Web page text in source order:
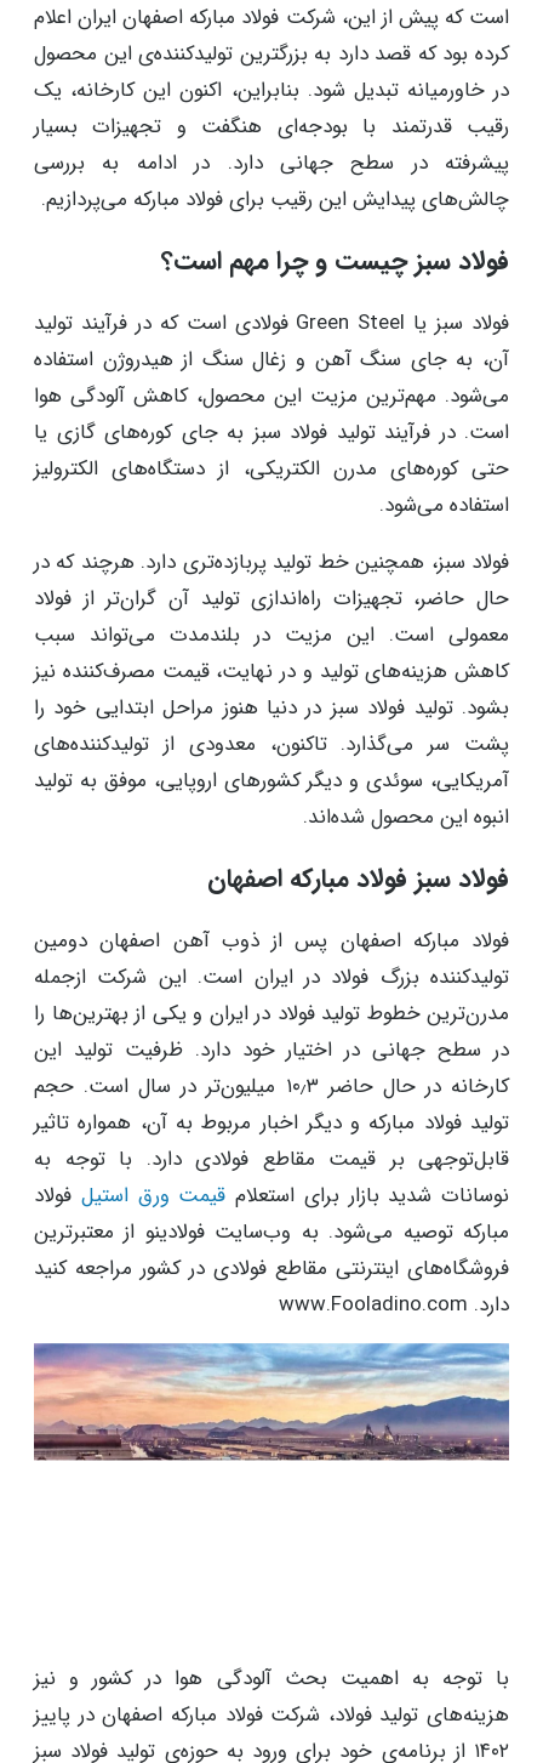
است که پیش از این، شرکت فولاد مبارکه اصفهان ایران اعلام
کرده بود که قصد دارد به بزرگترین تولیدکننده‌ی این محصول
در خاورمیانه تبدیل شود. بنابراین، اکنون این کارخانه، یک
رقیب قدرتمند با بودجه‌ای هنگفت و تجهیزات بسیار
پیشرفته در سطح جهانی دارد. در ادامه به بررسی
چالش‌های پیدایش این رقیب برای فولاد مبارکه می‌پردازیم.
فولاد سبز چیست و چرا مهم است؟
فولاد سبز یا Green Steel فولادی است که در فرآیند تولید
آن، به جای سنگ آهن و زغال سنگ از هیدروژن استفاده
می‌شود. مهم‌ترین مزیت این محصول، کاهش آلودگی هوا
است. در فرآیند تولید فولاد سبز به جای کوره‌های گازی یا
حتی کوره‌های مدرن الکتریکی، از دستگاه‌های الکترولیز
استفاده می‌شود.
فولاد سبز، همچنین خط تولید پربازده‌تری دارد. هرچند که در
حال حاضر، تجهیزات راه‌اندازی تولید آن گران‌تر از فولاد
معمولی است. این مزیت در بلندمدت می‌تواند سبب
کاهش هزینه‌های تولید و در نهایت، قیمت مصرف‌کننده نیز
بشود. تولید فولاد سبز در دنیا هنوز مراحل ابتدایی خود را
پشت سر می‌گذارد. تاکنون، معدودی از تولیدکننده‌های
آمریکایی، سوئدی و دیگر کشورهای اروپایی، موفق به تولید
انبوه این محصول شده‌اند.
فولاد سبز فولاد مبارکه اصفهان
فولاد مبارکه اصفهان پس از ذوب آهن اصفهان دومین
تولیدکننده بزرگ فولاد در ایران است. این شرکت ازجمله
مدرن‌ترین خطوط تولید فولاد در ایران و یکی از بهترین‌ها را
در سطح جهانی در اختیار خود دارد. ظرفیت تولید این
کارخانه در حال حاضر ۱۰٫۳ میلیون‌تر در سال است. حجم
تولید فولاد مبارکه و دیگر اخبار مربوط به آن، همواره تاثیر
قابل‌توجهی بر قیمت مقاطع فولادی دارد. با توجه به
نوسانات شدید بازار برای استعلامقیمت ورق استیلفولاد
مبارکه توصیه می‌شود. به وب‌سایت فولادینو از معتبرترین
فروشگاه‌های اینترنتی مقاطع فولادی در کشور مراجعه کنید
دارد. www.Fooladino.com
با توجه به اهمیت بحث آلودگی هوا در کشور و نیز
هزینه‌های تولید فولاد، شرکت فولاد مبارکه اصفهان در پاییز
۱۴۰۲ از برنامه‌ی خود برای ورود به حوزه‌ی تولید فولاد سبز